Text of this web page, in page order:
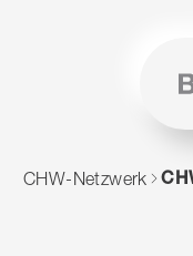
Zum Navigieren
CHW-Netzwerk